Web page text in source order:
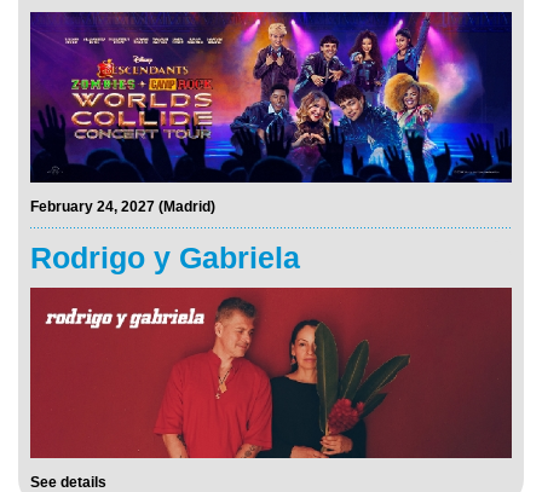
February 24, 2027 (Madrid)
Rodrigo y Gabriela
See details